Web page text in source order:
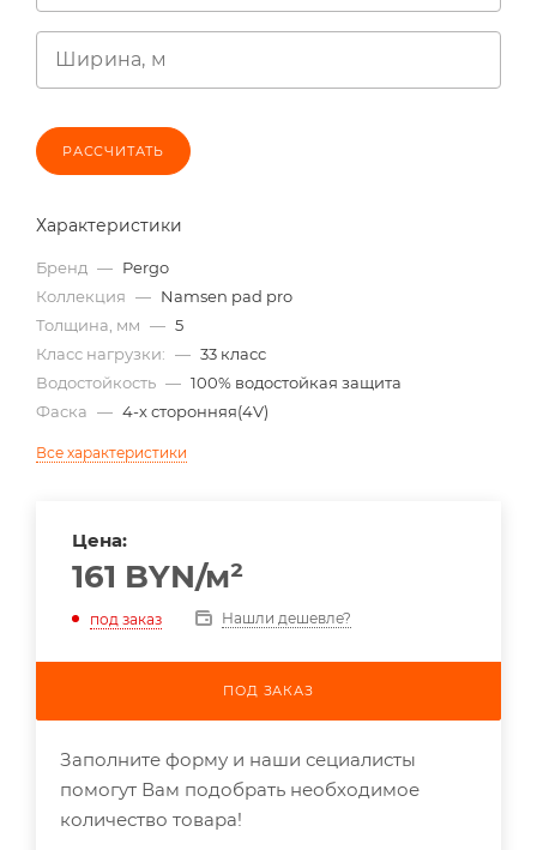
Ширина, м
РАССЧИТАТЬ
Характеристики
Бренд — Pergo
Коллекция — Namsen pad pro
Толщина, мм — 5
Класс нагрузки: — 33 класс
Водостойкость — 100% водостойкая защита
Фаска — 4-х сторонняя(4V)
Все характеристики
Цена:
161 BYN/м²
под заказ Нашли дешевле?
ПОД ЗАКАЗ
Заполните форму и наши сециалисты
помогут Вам подобрать необходимое
количество товара!